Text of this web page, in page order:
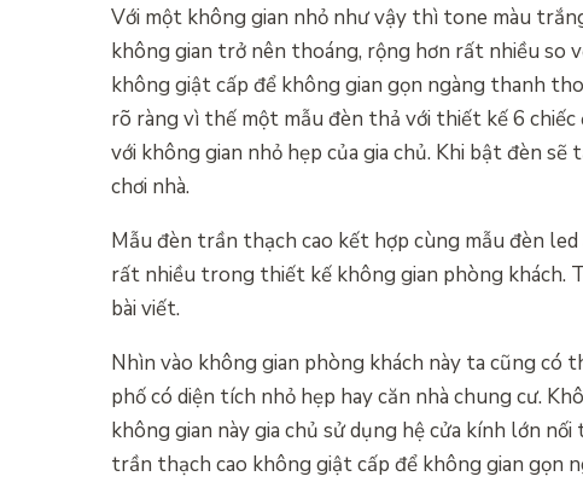
Với một không gian nhỏ như vậy thì tone màu
không gian trở nên thoáng, rộng hơn rất nhiều so
không giật cấp để không gian gọn ngàng thanh
rõ ràng vì thế một mẫu đèn thả với thiết kế 6
với không gian nhỏ hẹp của gia chủ. Khi bật đèn
chơi nhà.
Mẫu đèn trần thạch cao kết hợp cùng mẫu đèn
rất nhiều trong thiết kế không gian phòng khách.
bài viết.
Nhìn vào không gian phòng khách này ta cũng có
phố có diện tích nhỏ hẹp hay căn nhà chung cư.
không gian này gia chủ sử dụng hệ cửa kính lớn
trần thạch cao không giật cấp để không gian gọn